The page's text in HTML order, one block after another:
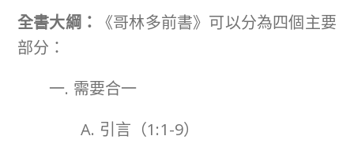
全書大綱：
《哥林多前書》可以分為四個主要
部分：
一. 需要合一
A. 引言（1:1-9）